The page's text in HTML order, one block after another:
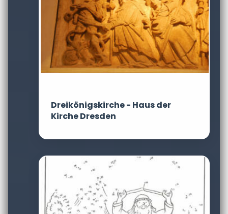
Dreikönigskirche - Haus der
Kirche Dresden